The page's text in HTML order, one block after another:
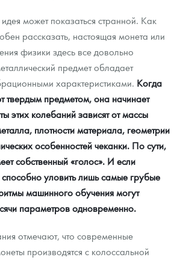
может показаться странной. Как
рассказать, настоящая монета или
физики здесь все довольно
предмет обладает
характеристиками. Когда
твердым предметом, она начинает
этих колебаний зависят от массы
плотности материала, геометрии
особенностей чеканки. По сути,
собственный «голос». И если
уловить лишь самые грубые
машинного обучения могут
параметров одновременно.
отмечают, что современные
производятся с колоссальной